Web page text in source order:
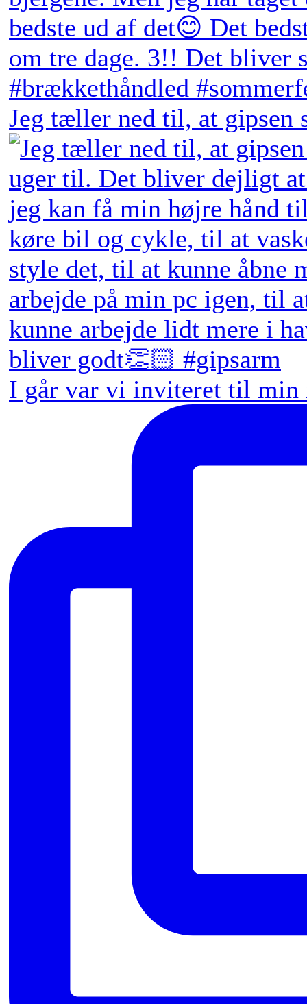
Jeg tæller ned til, at gipsen
I går var vi inviteret til min